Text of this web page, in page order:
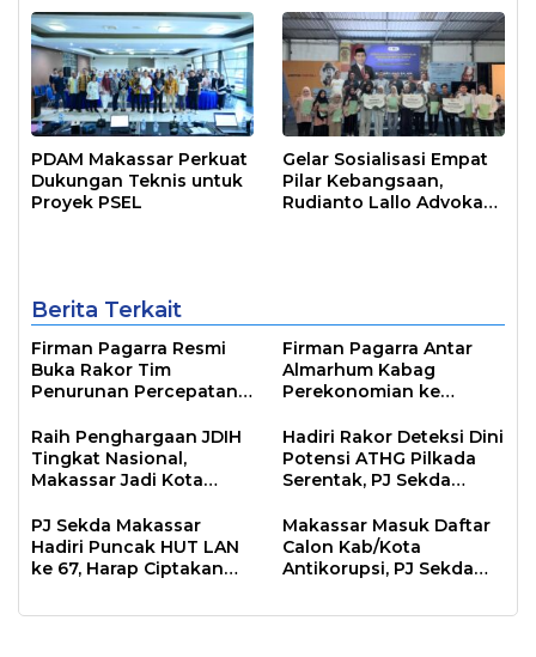
PDAM Makassar Perkuat
Dukungan Teknis untuk
Proyek PSEL
Gelar Sosialisasi Empat
Pilar Kebangsaan,
Rudianto Lallo Advokasi
Berita Terkait
Firman Pagarra Resmi
Buka Rakor Tim
Penurunan Percepatan
Firman Pagarra Antar
Almarhum Kabag
Perekonomian ke
Terakhirnya
Raih Penghargaan JDIH
Tingkat Nasional,
Makassar Jadi Kota
Wilayah Tengah
Indonesia
Hadiri Rakor Deteksi Dini
Potensi ATHG Pilkada
Serentak, PJ Sekda
Wujudkan Situasi Aman
dan Damai
PJ Sekda Makassar
Hadiri Puncak HUT LAN
ke 67, Harap Ciptakan
Smarter dan Better
Makassar Masuk Daftar
Calon Kab/Kota
Antikorupsi, PJ Sekda
Antikorupsi Kota